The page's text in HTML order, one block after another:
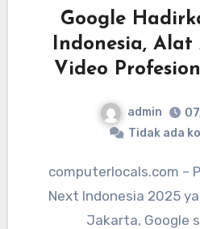
Google
Indonesia, Alat
Video
admin
Tidak ada
computerlocals.com – Pada ajang Google
Next Indonesia 2025
Jakarta, Google